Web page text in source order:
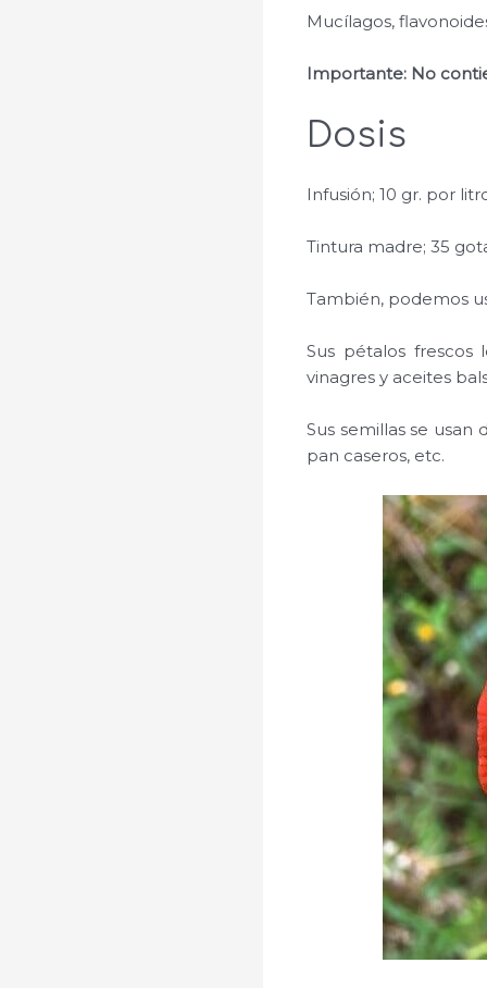
Mucílagos,
Importante: No
Dosis
Infusión; 10 gr. por
Tintura madre; 35
También, podemos
Sus pétalos frescos
vinagres y aceites
Sus semillas se
pan caseros, etc.